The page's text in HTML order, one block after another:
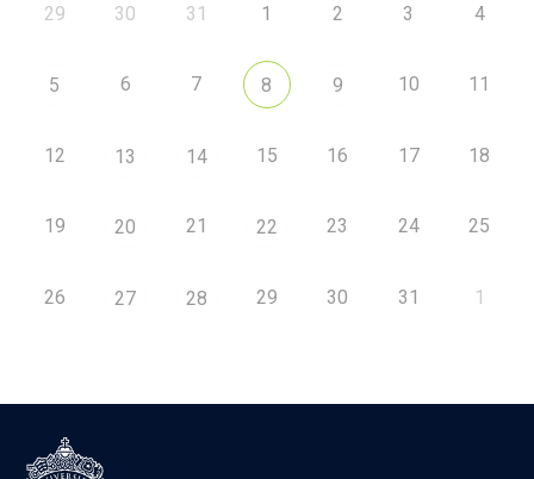
29 30 31 1 2 3 4
5 6 7 8 9 10 11
12 13 14 15 16 17 18
19 20 21 22 23 24 25
26 27 28 29 30 31 1